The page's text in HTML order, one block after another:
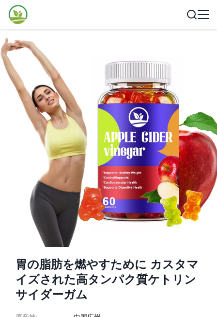
胃の脂肪を燃やすために カスタマ
イズされた高タンパク質ケトリン
サイダーガム